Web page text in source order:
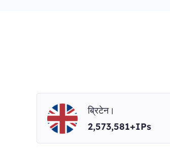
ब्रिटेन।
2,573,581+IPs